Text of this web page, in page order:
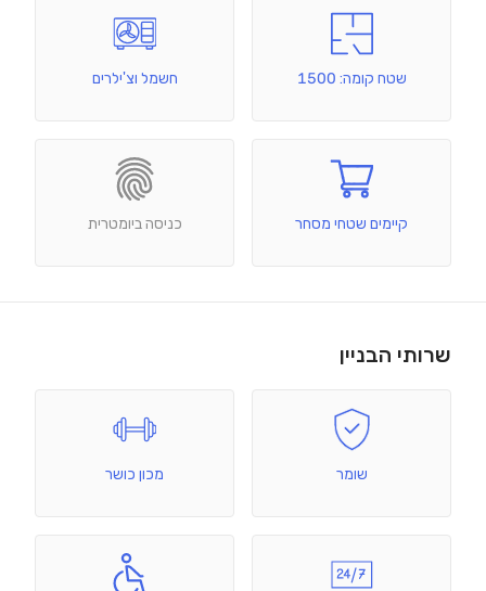
שטח קומה: 1500 חשמל וצ'ילרים
קיימים שטחי מסחר כניסה ביומטרית
שרותי הבניין
שומר מכון כושר